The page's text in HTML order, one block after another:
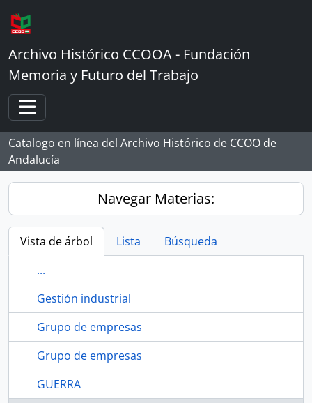
Skip to main content
Archivo Histórico CCOOA - Fundación
Memoria y Futuro del Trabajo
Toggle navigation
Catalogo en línea del Archivo Histórico de CCOO de
Andalucía
Navegar Materias:
Vista de árbol Lista
Búsqueda
...
Gestión industrial
Grupo de empresas
Grupo de empresas
GUERRA